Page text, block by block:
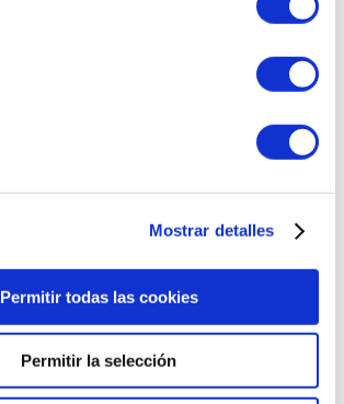
Mostrar detalles
Permitir todas las cookies
Permitir la selección